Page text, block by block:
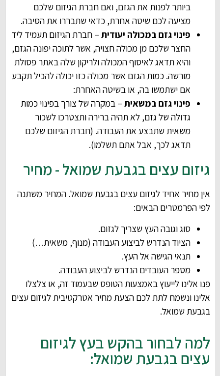
ביותר לפנות את הגזם, ואם חברת הגיזום שלכם
מציעה לכם שיטה אחרת, כדאי שתבררו את הסיבה.
פינוי גזם במכולה יעודית – חברת הגיזום תעמיד ליד
החצר שלכם מן מכולה חצויה, אשר לתוכה יפונה הגזם,
והיא תדאג לאיסוף המכולה ולריקון שלה באתר פסולת
מורשה. כמות הגזם אשר מכולה כזו יכולה להכיל תקבע
אם ישתמשו בה, או בשיטה האחרת:
פינוי גזם במשאית – במקרה של צורך בפינוי כמות
גדולה של גזם, לא תהיה ברירה ותצטרכו לשכור
משאית שתבצע את העבודה. (חברת הגיזום שלכם
תדאג לכך, אבל אתם תשלמו).
גיזום עצים בגבעת שמואל - מחיר
אין מחיר אחיד לגיזום עצים בגבעת שמואל. המחיר משתנה
לפי הפרמטרים הבאים:
סוג וגובה העץ שצריך לגזום.
הציוד הנדרש לביצוע העבודה (מנוף, משאית…)
תנאי הגישה אל העץ.
מספר העובדים הנדרש לביצוע העבודה.
פנו אלינו לייעוץ באמצעות הטופס שבעמוד זה, או צלצלו
אלינו ונשמח לתת לכם הצעת מחיר אטרקטיבית לגיזום עצים
בגבעת שמואל.
למה לבחור בהקש בעץ לגיזום
עצים בגבעת שמואל: